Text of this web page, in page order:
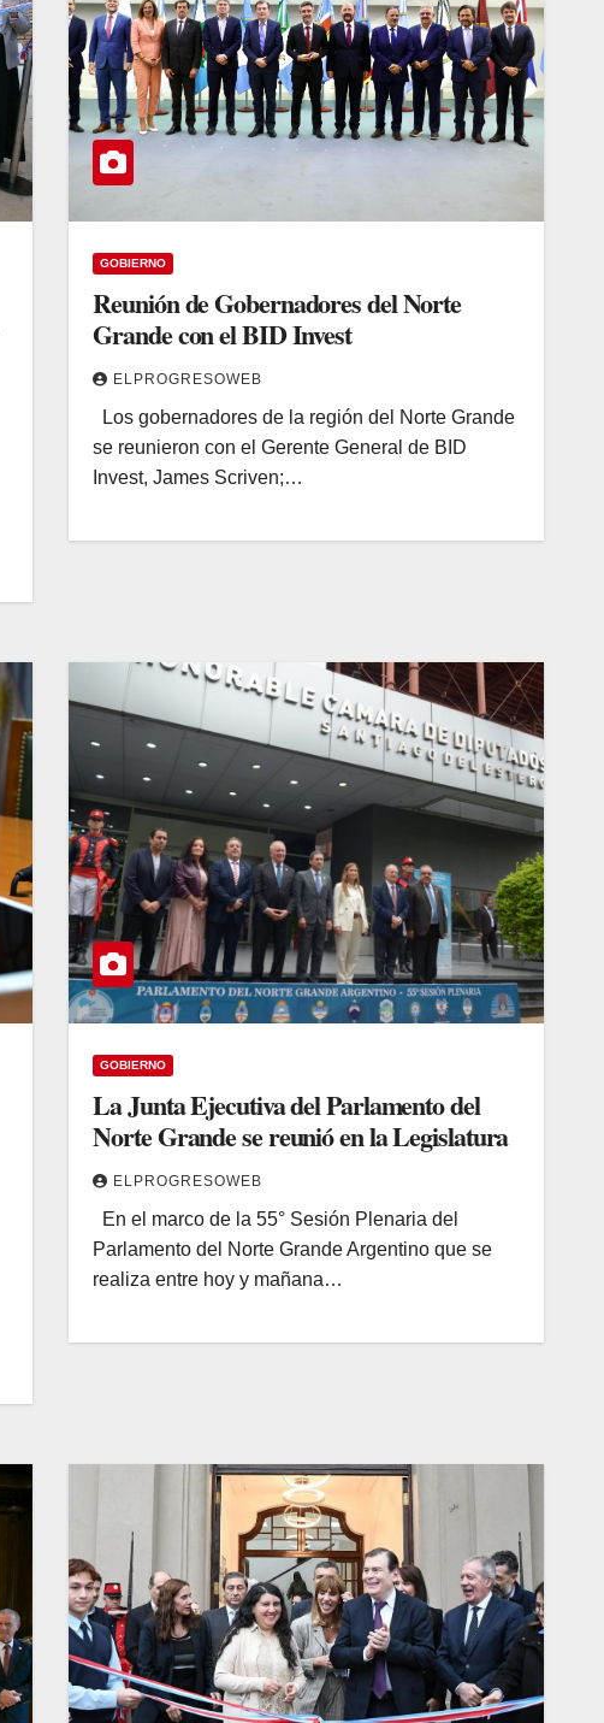
GOBIERNO
Reunión de Gobernadores del Norte
Grande con el BID Invest
ELPROGRESOWEB
Los gobernadores de la región del Norte Grande
se reunieron con el Gerente General de BID
Invest, James Scriven;…
GOBIERNO
La Junta Ejecutiva del Parlamento del
Norte Grande se reunió en la Legislatura
ELPROGRESOWEB
En el marco de la 55° Sesión Plenaria del
Parlamento del Norte Grande Argentino que se
realiza entre hoy y mañana…